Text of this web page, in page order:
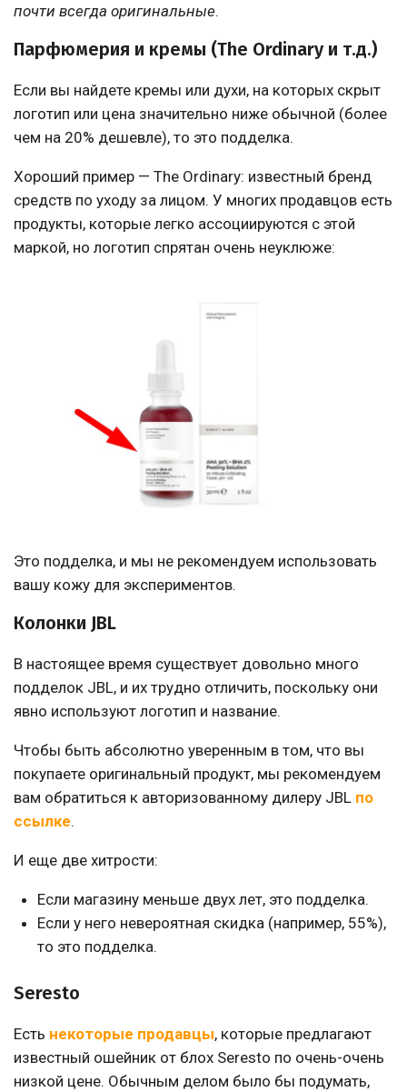
почти всегда оригинальные.
Парфюмерия и кремы (The Ordinary и т.д.)
Если вы найдете кремы или духи, на которых скрыт
логотип или цена значительно ниже обычной (более
чем на 20% дешевле), то это подделка.
Хороший пример — The Ordinary: известный бренд
средств по уходу за лицом. У многих продавцов есть
продукты, которые легко ассоциируются с этой
маркой, но логотип спрятан очень неуклюже:
Это подделка, и мы не рекомендуем использовать
вашу кожу для экспериментов.
Колонки JBL
В настоящее время существует довольно много
подделок JBL, и их трудно отличить, поскольку они
явно используют логотип и название.
Чтобы быть абсолютно уверенным в том, что вы
покупаете оригинальный продукт, мы рекомендуем
вам обратиться к авторизованному дилеру JBL по
ссылке.
И еще две хитрости:
Если магазину меньше двух лет, это подделка.
Если у него невероятная скидка (например, 55%),
то это подделка.
Seresto
Есть некоторые продавцы, которые предлагают
известный ошейник от блох Seresto по очень-очень
низкой цене. Обычным делом было бы подумать,